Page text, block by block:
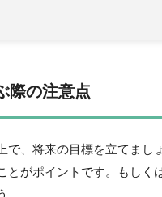
際の注意点
で、将来の目標を立てまし
とがポイントです。もし